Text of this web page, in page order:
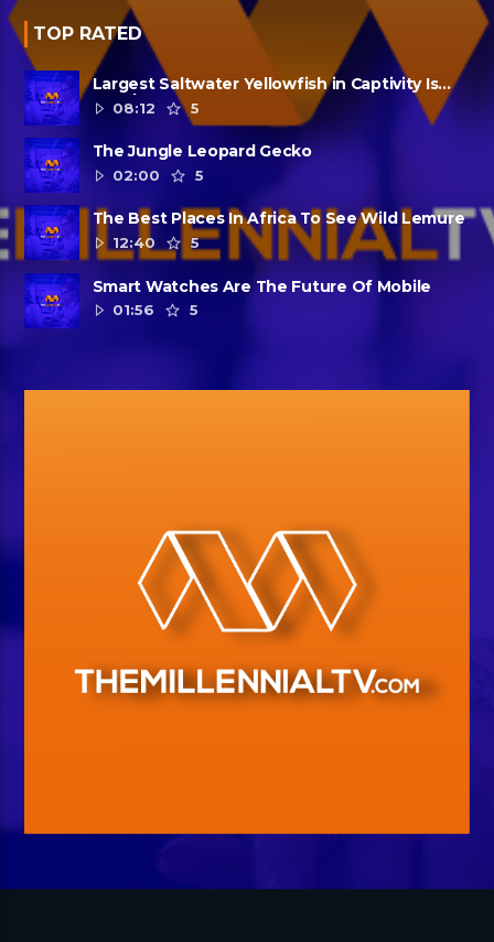
TOP RATED
Largest Saltwater Yellowfish in Captivity Is
Dead
08:12 5
The Jungle Leopard Gecko
02:00
5
The Best Places In Africa To See Wild Lemure
12:40
5
Smart Watches Are The Future Of Mobile
01:56
5